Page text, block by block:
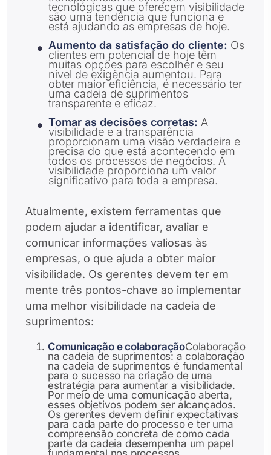
tecnológicas que oferecem visibilidade
são uma tendência que funciona e
está ajudando as empresas de hoje.
Aumento da satisfação do cliente: Os
clientes em potencial de hoje têm
muitas opções para escolher e seu
nível de exigência aumentou. Para
obter maior eficiência, é necessário ter
uma cadeia de suprimentos
transparente e eficaz.
Tomar as decisões corretas: A
visibilidade e a transparência
proporcionam uma visão verdadeira e
precisa do que está acontecendo em
todos os processos de negócios. A
visibilidade proporciona um valor
significativo para toda a empresa.
Atualmente, existem ferramentas que
podem ajudar a identificar, avaliar e
comunicar informações valiosas às
empresas, o que ajuda a obter maior
visibilidade. Os gerentes devem ter em
mente três pontos-chave ao implementar
uma melhor visibilidade na cadeia de
suprimentos:
Comunicação e colaboraçãoColaboração
na cadeia de suprimentos: a colaboração
na cadeia de suprimentos é fundamental
para o sucesso na criação de uma
estratégia para aumentar a visibilidade.
Por meio de uma comunicação aberta,
esses objetivos podem ser alcançados.
Os gerentes devem definir expectativas
para cada parte do processo e ter uma
compreensão concreta de como cada
parte da cadeia desempenha um papel